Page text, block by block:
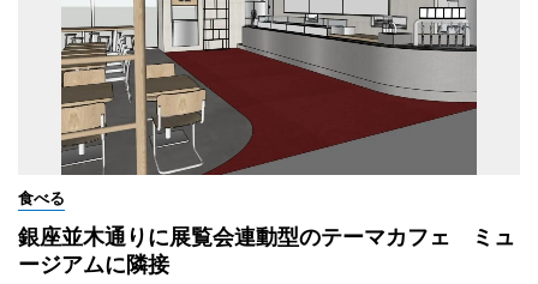
食べる
銀座並木通りに展覧会連動型のテーマカフェ ミュ
ージアムに隣接